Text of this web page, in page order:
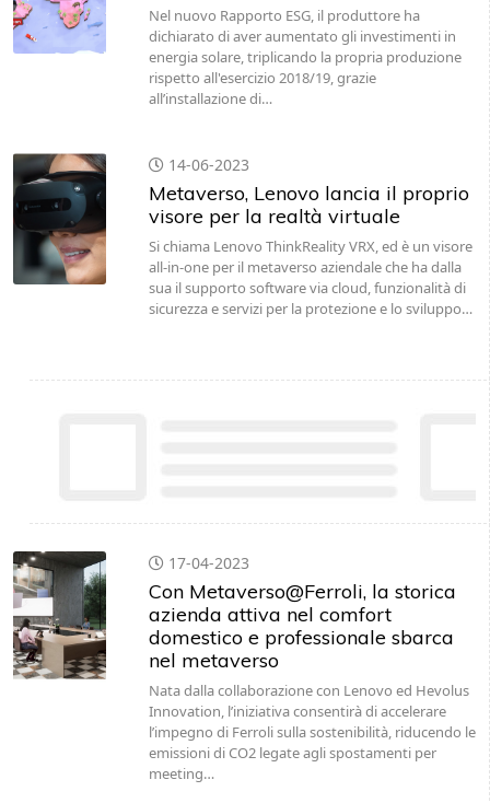
Nel nuovo Rapporto ESG, il produttore ha
dichiarato di aver aumentato gli investimenti in
energia solare, triplicando la propria produzione
rispetto all'esercizio 2018/19, grazie
all’installazione di…
14-06-2023
Metaverso, Lenovo lancia il proprio
visore per la realtà virtuale
Si chiama Lenovo ThinkReality VRX, ed è un visore
all-in-one per il metaverso aziendale che ha dalla
sua il supporto software via cloud, funzionalità di
sicurezza e servizi per la protezione e lo sviluppo…
17-04-2023
Con Metaverso@Ferroli, la storica
azienda attiva nel comfort
domestico e professionale sbarca
nel metaverso
Nata dalla collaborazione con Lenovo ed Hevolus
Innovation, l’iniziativa consentirà di accelerare
l’impegno di Ferroli sulla sostenibilità, riducendo le
emissioni di CO2 legate agli spostamenti per
meeting…